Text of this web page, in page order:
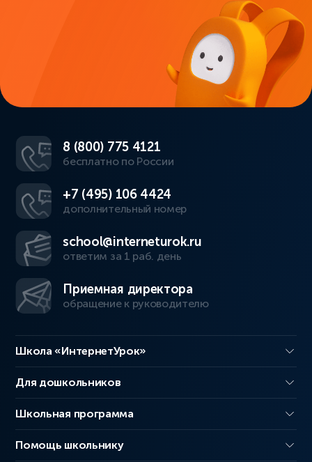
8 (800) 775 4121
бесплатно по России
+7 (495) 106 4424
дополнительный номер
school@interneturok.ru
ответим за 1 раб. день
Приемная директора
обращение к руководителю
Школа «ИнтернетУрок»
Для дошкольников
Школьная программа
Помощь школьнику